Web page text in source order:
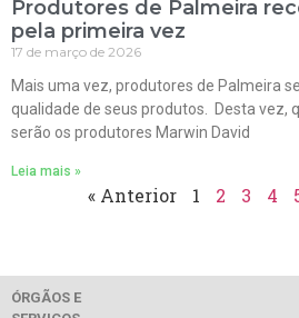
Produtores de Palmeira
pela primeira vez
17 de março de 2026
Mais uma vez, produtores de Palmeira
qualidade de seus produtos. Desta vez,
serão os produtores Marwin David
Leia mais »
« Anterior 1 2 3 4
ÓRGÃOS E